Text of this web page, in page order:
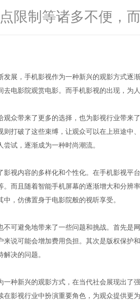
限制等诸多不便，
发展，手机影视作为一种新兴的观影方式逐
去电影院观赏电影。而手机影视的出现，为
观众带来了更多的选择，也为影视行业带来
则打破了这些束缚，让观众可以在上班途中
试，逐渐成为一种时尚潮流。
影视内容的多样化和个性化。在手机影视平
。而且随着智能手机屏幕的逐渐增大和分辨
，仿佛置身于电影院般的视听享受。
不可避免地带来了一些问题和挑战。首先是
来说可能会增加费用负担。其次是版权保护
决的问题。
一种新兴的观影方式，在当代社会展现出了
在影视行业中扮演重要角色，为观众提供更